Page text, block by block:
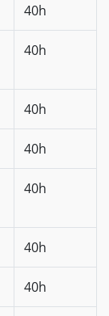
40h
40h
40h
40h
40h
40h
40h